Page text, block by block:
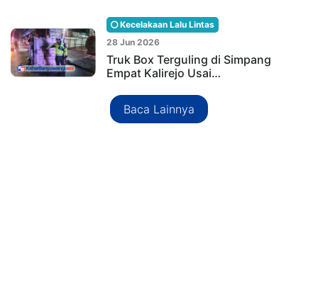
Kecelakaan Lalu Lintas
28 Jun 2026
Truk Box Terguling di Simpang
Empat Kalirejo Usai…
Baca Lainnya